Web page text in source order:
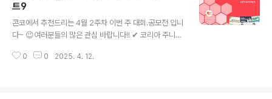
소설 공모전✔ 가족네컷 미디어 콘텐츠 공모전✔ 제20회
전태일청소년문학상 * 자세한 내용은 뉴스카드를 클릭하
시면 확인하실 수 있습니다. 자세한 내용은 콘테스트코리
아 홈페이지에서 확인하시면 도움이 됩니다~콘테스트, 공
모전, 대외활동 정보 / 소개 / 뉴스소식은 @콘테스트코리
트9
콘코에서 추천드리는 4월 2주차 이번 주 대회.공모전 입니
다~ 😉여러분들의 많은 관심 바랍니다!! ✔ 코리아 주니어
안 공모✔ 2025 유스나루 청소년제안프로그램 유스픽(Y
0 0 2025. 4. 12.